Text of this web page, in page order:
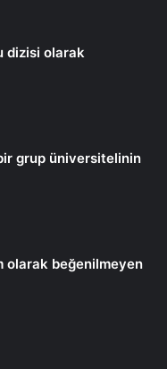
dizisi olarak
bir grup üniversitelinin
olarak beğenilmeyen